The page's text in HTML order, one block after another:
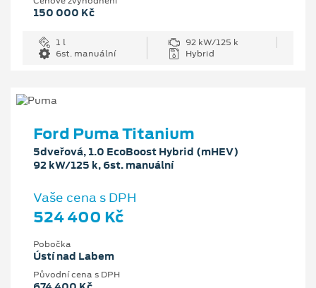
150 000 Kč
1 l
92 kW/125 k
6st. manuální
Hybrid
Ford Puma Titanium
5dveřová, 1.0 EcoBoost Hybrid (mHEV)
92 kW/125 k, 6st. manuální
Vaše cena s DPH
524 400 Kč
Pobočka
Ústí nad Labem
Původní cena s DPH